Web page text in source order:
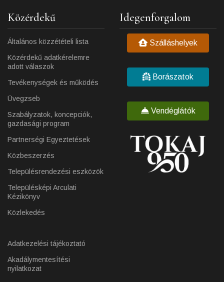
Közérdekű
Általános közzétételi lista
Közérdekű adatkérelemre
adott válaszok
Tevékenységek és működés
Üvegzseb
Szabályzatok, koncepciók,
gazdasági program
Partnerségi Egyeztetések
Közbeszerzés
Településrendezési eszközök
Településképi Arculati
Kézikönyv
Közlekedés
Adatkezelési tájékoztató
Akadálymentesítési
nyilatkozat
Idegenforgalom
Szálláshelyek
Borászatok
Vendéglátók